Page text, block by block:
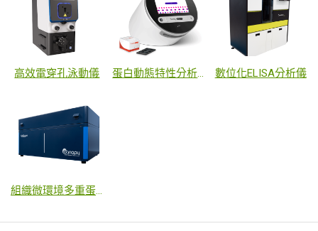
高效電穿孔泳動儀 蛋白動態特性分析儀 數位化ELISA分析儀
組織微環境多重蛋白影像分析系統